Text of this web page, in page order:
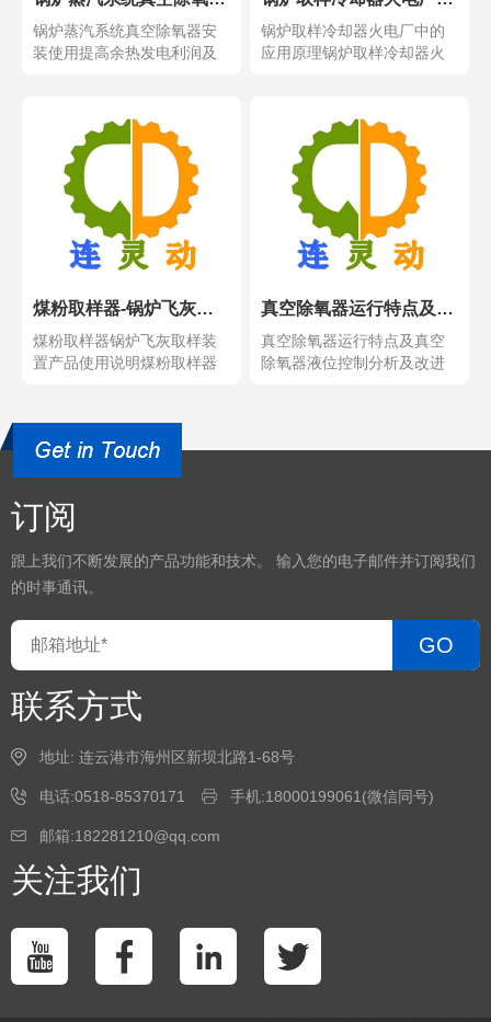
锅炉蒸汽系统真空除氧器安
装使用提高余热发电利润及
锅炉取样冷却器火电厂中的
应用原理锅炉取样冷却器火
煤粉取样器-锅炉飞灰取样装置产品使用说明
煤粉取样器锅炉飞灰取样装
置产品使用说明煤粉取样器
真空除氧器运行特点及真空除氧器液位控制分析及改进说明？
真空除氧器运行特点及真空
除氧器液位控制分析及改进
订阅
跟上我们不断发展的产品功能和技术。 输入您的电子邮件并订阅我们
的时事通讯。
GO
联系方式
地址: 连云港市海州区新坝北路1-68号
电话:0518-85370171 手机:18000199061(微信同号)
邮箱:182281210@qq.com
关注我们